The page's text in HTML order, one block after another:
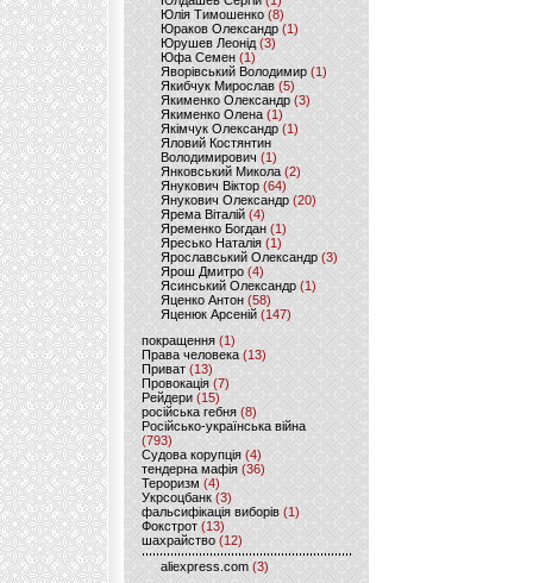
Юлія Тимошенко (8)
Юраков Олександр (1)
Юрушев Леонід (3)
Юфа Семен (1)
Яворівський Володимир (1)
Якибчук Мирослав (5)
Якименко Олександр (3)
Якименко Олена(1)
Якімчук Олександр (1)
Яловий Костянтин
Володимирович (1)
Янковський Микола(2)
Янукович Віктор (64)
Янукович Олександр(20)
Ярема Віталій(4)
Яременко Богдан(1)
Яресько Наталія(1)
Ярославський Олександр (3)
Ярош Дмитро (4)
Ясинський Олександр (1)
Яценко Антон(58)
Яценюк Арсеній (147)
покращення (1)
Права человека(13)
Приват (13)
Провокація (7)
Рейдери (15)
російська гебня (8)
Російсько-українська війна
(793)
Судова корупція (4)
тендерна мафія (36)
Тероризм (4)
Укрсоцбанк (3)
фальсифікація виборів (1)
Фокстрот(13)
шахрайство (12)
aliexpress.com (3)